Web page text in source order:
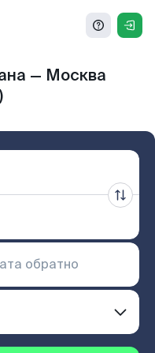
— Москва